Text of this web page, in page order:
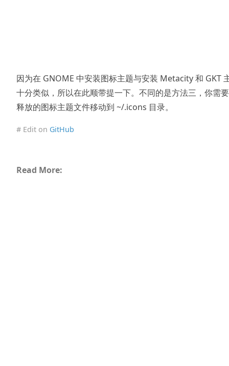
因为在 GNOME 中安装图标主题与安装 Metacity 和 GKT
十分类似，所以在此顺带提一下。不同的是方法三，你需
释放的图标主题文件移动到 ~/.icons 目录。
# Edit on GitHub
Read More: